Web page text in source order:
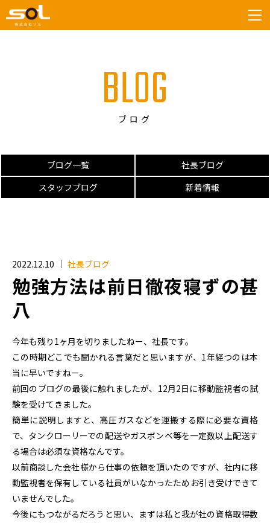
BLOG
ブログ
ブログ一覧
社長ブログ
スタッフブログ
新着情報
2022.12.10 社長ブログ
勉強方法は前日徹夜寝ずの甚
八
今年も残り1ヶ月を切りましたねー、社長です。
この時期どこでも聞かれる言葉だと思いますが、1年経つのは本
当に早いですねー。
前回のブログの最後に触れましたが、12月2日に移動監視者の試
験を受けてきました。
簡単に説明しますと、高圧ガスなどを運搬する際に必要な資格
で、タンクローリーでの配送やガスボンベ等を一定数以上配送す
る場合は必須な資格なんです。
以前商談した会社様から仕事の依頼を頂いたのですが、社内に移
動監視者を保有している社員がいなかったためお引き受けできて
いませんでした。
今後にもつながるだろうと思い、まずは私と我が社の資格取得数